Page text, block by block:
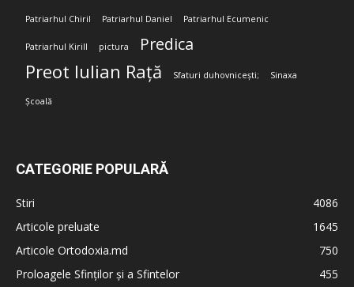
Patriarhul Chiril Patriarhul Daniel Patriarhul Ecumenic
Patriarhul Kirill pictura Predica
Preot Iulian Rață Sfaturi duhovnicești; Sinaxa
Școală
CATEGORIE POPULARĂ
Stiri
4086
Articole preluate
1645
Articole Ortodoxia.md
750
Proloagele Sfinților și a Sfintelor
455